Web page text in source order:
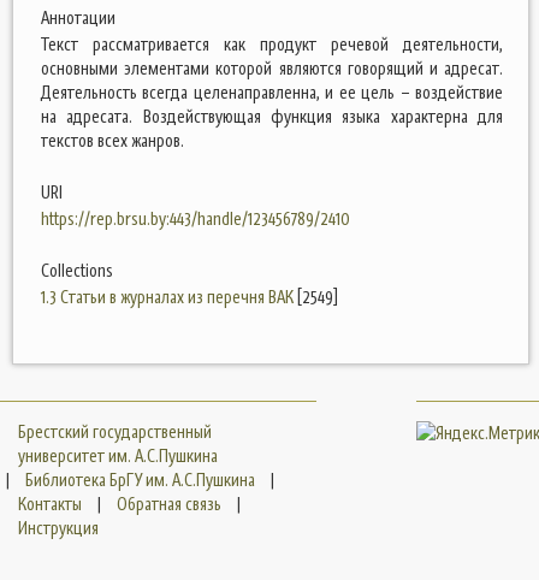
Аннотации
Текст рассматривается как продукт речевой деятельности,
основными элементами которой являются говорящий и адресат.
Деятельность всегда целенаправленна, и ее цель – воздействие
на адресата. Воздействующая функция языка характерна для
текстов всех жанров.
URI
https://rep.brsu.by:443/handle/123456789/2410
Collections
1.3 Статьи в журналах из перечня ВАК [2549]
Брестский государственный
университет им. А.С.Пушкина
|
Библиотека БрГУ им. А.С.Пушкина
|
Контакты
| Обратная связь
|
Инструкция